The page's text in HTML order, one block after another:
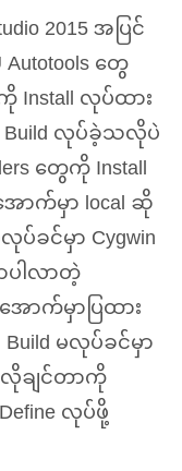
2015 အပြင်
Autotools တွေ
လုပ်ထား
Build လုပ်ခဲ့သလိုပဲ
တွေကို Install
ာက်မှာ local ဆို
ပ်ခင်မှာ Cygwin
ပါလာတဲ့
အောက်မှာပြထား
မလုပ်ခင်မှာ
လိုချင်တာကို
Define လုပ်ဖို့